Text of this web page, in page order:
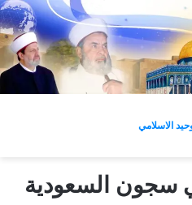
الاسلامي
سجون السعودية